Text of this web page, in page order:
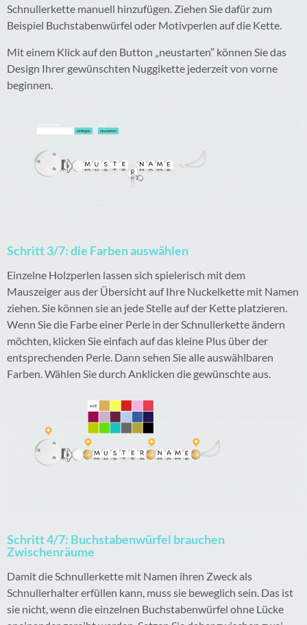
Schnullerkette manuell hinzufügen. Ziehen Sie dafür zum
Beispiel Buchstabenwürfel oder Motivperlen auf die Kette.
Mit einem Klick auf den Button „neustarten” können Sie das
Design Ihrer gewünschten Nuggikette jederzeit von vorne
beginnen.
Schritt 3/7: die Farben auswählen
Einzelne Holzperlen lassen sich spielerisch mit dem
Mauszeiger aus der Übersicht auf Ihre Nuckelkette mit Namen
ziehen. Sie können sie an jede Stelle auf der Kette platzieren.
Wenn Sie die Farbe einer Perle in der Schnullerkette ändern
möchten, klicken Sie einfach auf das kleine Plus über der
entsprechenden Perle. Dann sehen Sie alle auswählbaren
Farben. Wählen Sie durch Anklicken die gewünschte aus.
Schritt 4/7: Buchstabenwürfel brauchen
Zwischenräume
Damit die Schnullerkette mit Namen ihren Zweck als
Schnullerhalter erfüllen kann, muss sie beweglich sein. Das ist
sie nicht, wenn die einzelnen Buchstabenwürfel ohne Lücke